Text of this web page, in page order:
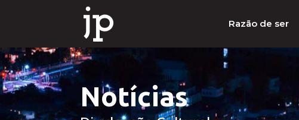
Razão de ser
Notícias